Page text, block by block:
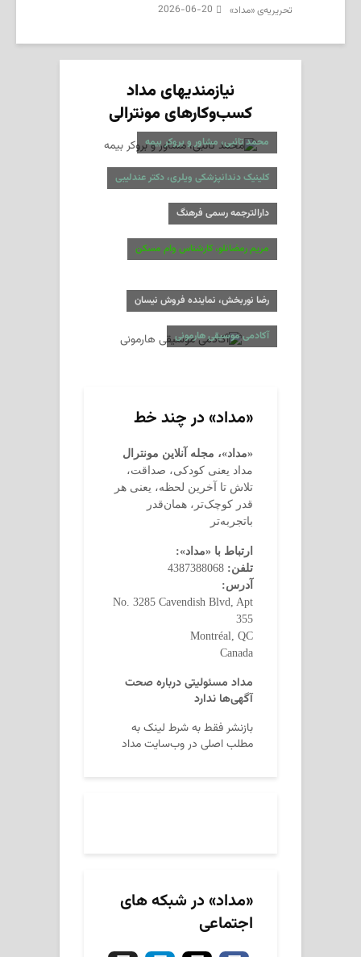
تحریریه‌ی «مداد» 2026-06-20
نیازمندیهای مداد
کسب‌وکارهای مونترالی
محمد تائبی، مشاور و بروکر بیمه
کلینیک دندانپزشکی ویلری، دکتر عندلیبی
دارالترجمه رسمی فرهنگ
مریم رمضانلو، کارشناس وام مسکن
رضا نوربخش، نماینده فروش نیسان
آکادمی موسیقی هارمونی
«مداد» در چند خط
«مداد»، مجله آنلاین مونترال
مداد یعنی کودکی، صداقت،
تلاش تا آخرین لحظه، یعنی هر
قدر کوچک‌تر، همان‌قدر
باتجربه‌تر
ارتباط با «مداد»:
تلفن:
آدرس:
No. 3285 Cavendish Blvd, Apt
355
Montréal, QC
Canada
مداد مسئولیتی درباره صحت
آگهی‌ها ندارد
بازنشر فقط به شرط لینک به
مطلب اصلی در وب‌سایت مداد
«مداد» در شبکه های
اجتماعی